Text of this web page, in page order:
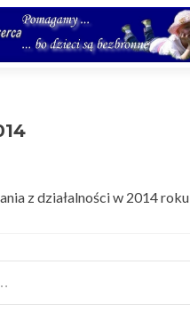
z działalności w 2014 roku